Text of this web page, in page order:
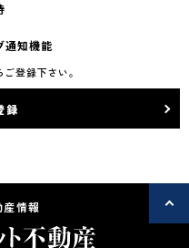
通知機能
登録下さい。
録
産情報